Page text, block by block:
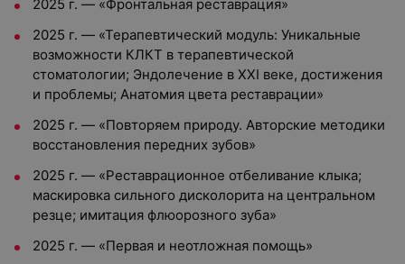
2025 г. — «Фронтальная реставрация»
2025 г. — «Терапевтический модуль: Уникальные
возможности КЛКТ в терапевтической
стоматологии; Эндолечение в XXI веке, достижения
и проблемы; Анатомия цвета реставрации»
2025 г. — «Повторяем природу. Авторские методики
восстановления передних зубов»
2025 г. — «Реставрационное отбеливание клыка;
маскировка сильного дисколорита на центральном
резце; имитация флюорозного зуба»
2025 г. — «Первая и неотложная помощь»